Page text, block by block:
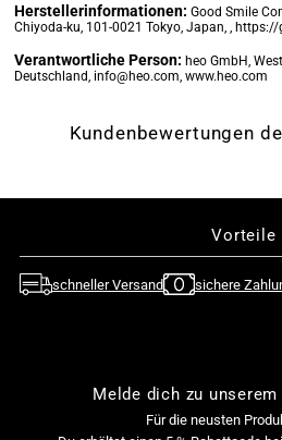
Clock
Out
Clock
Out
Herstellerinformationen:Good Smile
Chiyoda-ku, 101-0021 Tokyo, Japan, ,
Verantwortliche Person:heo GmbH,
Deutschland, info@heo.com, www.heo.com
Kundenbewertungen
Vorteile
schneller Versand sichere
Melde dich zu
Für die neusten